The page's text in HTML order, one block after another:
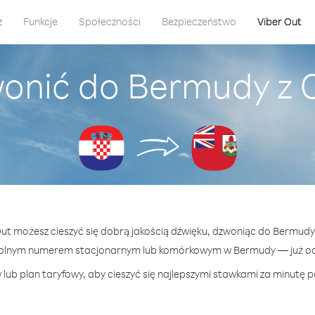
Funkcje Społeczności Bezpieczeństwo Viber Out
do Bermudy z
możesz cieszyć się dobrą jakością dźwięku, dzwoniąc do
numerem stacjonarnym lub komórkowym w Bermudy — już
plan taryfowy, aby cieszyć się najlepszymi stawkami za minutę